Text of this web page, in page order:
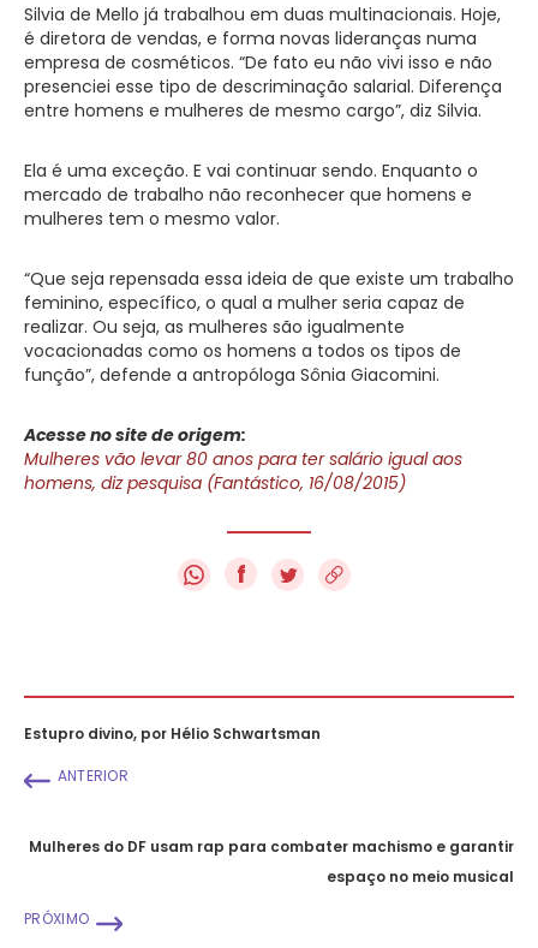
Silvia de Mello já trabalhou em duas multinacionais. Hoje,
é diretora de vendas, e forma novas lideranças numa
empresa de cosméticos. “De fato eu não vivi isso e não
presenciei esse tipo de descriminação salarial. Diferença
entre homens e mulheres de mesmo cargo”, diz Silvia.
Ela é uma exceção. E vai continuar sendo. Enquanto o
mercado de trabalho não reconhecer que homens e
mulheres tem o mesmo valor.
“Que seja repensada essa ideia de que existe um trabalho
feminino, específico, o qual a mulher seria capaz de
realizar. Ou seja, as mulheres são igualmente
vocacionadas como os homens a todos os tipos de
função”, defende a antropóloga Sônia Giacomini.
Acesse no site de origem:
Mulheres vão levar 80 anos para ter salário igual aos
homens, diz pesquisa (Fantástico, 16/08/2015)
f
Estupro divino, por Hélio Schwartsman
ANTERIOR
Mulheres do DF usam rap para combater machismo e garantir
espaço no meio musical
PRÓXIMO